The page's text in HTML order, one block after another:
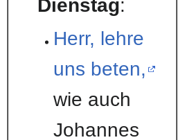
Dienstag:
Herr, lehre
uns beten,
wie auch
Johannes